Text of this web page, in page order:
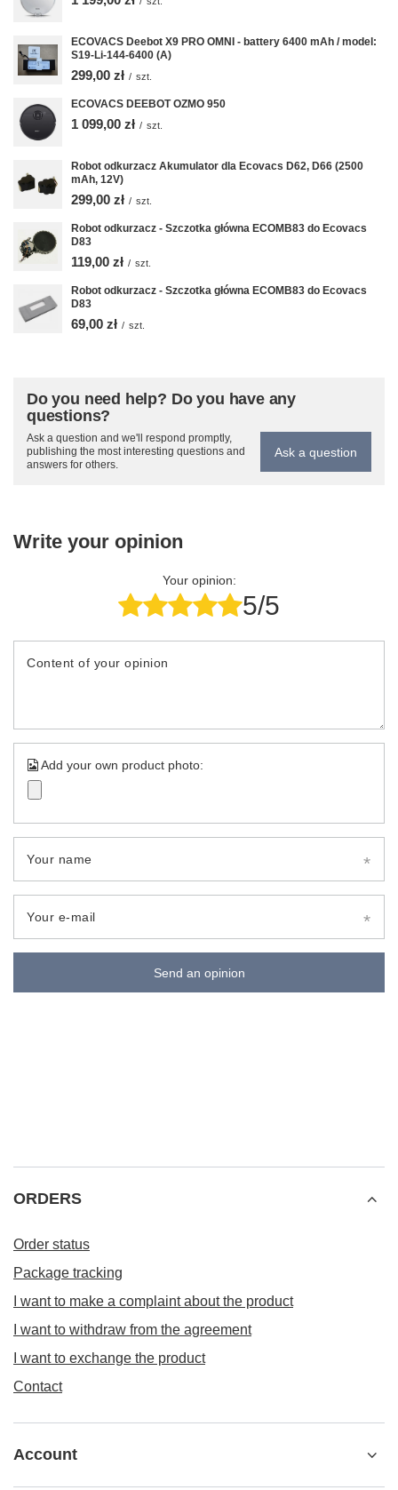
ECOVACS Deebot X9 PRO OMNI - battery 6400 mAh / model:
S19-Li-144-6400 (A)
299,00 zł / szt.
ECOVACS DEEBOT OZMO 950
1 099,00 zł / szt.
Robot odkurzacz Akumulator dla Ecovacs D62, D66 (2500
mAh, 12V)
299,00 zł / szt.
Robot odkurzacz - Szczotka główna ECOMB83 do Ecovacs
D83
119,00 zł / szt.
Robot odkurzacz - Szczotka główna ECOMB83 do Ecovacs
D83
69,00 zł / szt.
Do you need help? Do you have any
questions?
Ask a question and we'll respond promptly,
publishing the most interesting questions and
answers for others.
Ask a question
Write your opinion
Your opinion:
5/5
Content of your opinion
Add your own product photo:
Your name
Your e-mail
Send an opinion
ORDERS
Order status
Package tracking
I want to make a complaint about the product
I want to withdraw from the agreement
I want to exchange the product
Contact
Account